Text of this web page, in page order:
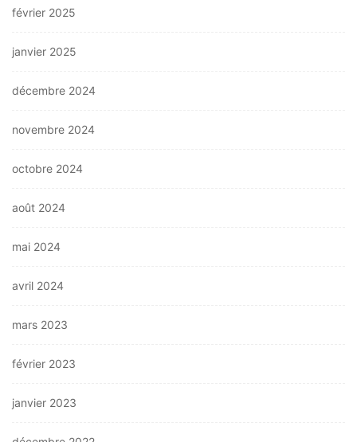
février 2025
janvier 2025
décembre 2024
novembre 2024
octobre 2024
août 2024
mai 2024
avril 2024
mars 2023
février 2023
janvier 2023